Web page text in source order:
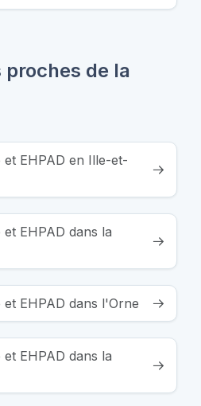
de la
EHPAD en Ille-et-
EHPAD dans la
EHPAD dans l'Orne
EHPAD dans la